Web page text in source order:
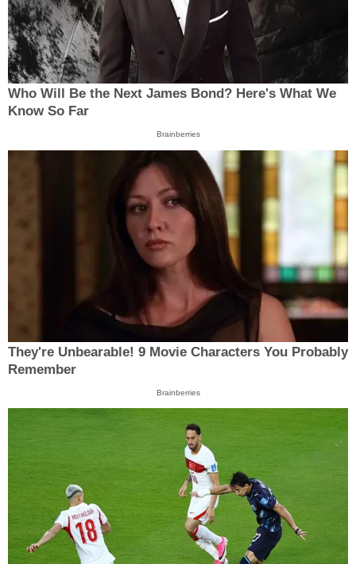
Who Will Be the Next James Bond? Here's What We
Know So Far
Brainberries
They're Unbearable! 9 Movie Characters You Probably
Remember
Brainberries